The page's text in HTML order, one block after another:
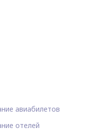
авиабилетов
отелей